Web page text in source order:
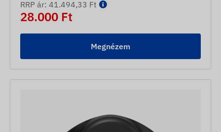
RRP ár: 41.494,33 Ft
28.000 Ft
Megnézem